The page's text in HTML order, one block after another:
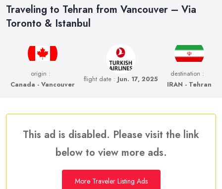
Traveling to Tehran from Vancouver – Via
Toronto & Istanbul
origin :
Canada - Vancouver
flight date : Jun. 17, 2025
destination :
IRAN - Tehran
This ad is disabled. Please visit the link
below to view more ads.
More Traveler Listing Ads